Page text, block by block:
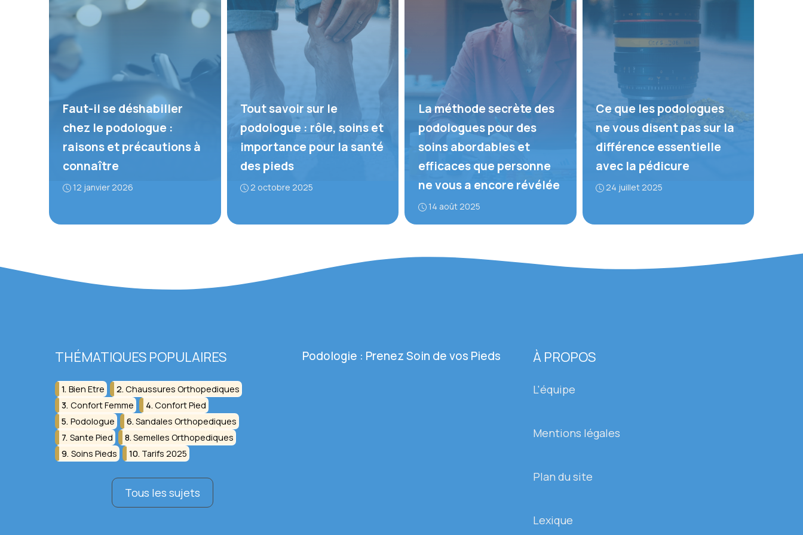
Faut-il se déshabiller
chez le podologue :
raisons et précautions à
connaître
12 janvier 2026
Tout savoir sur le
podologue : rôle, soins et
importance pour la santé
des pieds
2 octobre 2025
La méthode secrète des
podologues pour des
soins abordables et
efficaces que personne
ne vous a encore révélée
14 août 2025
Ce que les podologues
ne vous disent pas sur la
différence essentielle
avec la pédicure
24 juillet 2025
THÉMATIQUES POPULAIRES
Bien Etre
Chaussures Orthopediques
Confort Femme
Confort Pied
Podologue
Sandales Orthopediques
Sante Pied
Semelles Orthopediques
Soins Pieds
Tarifs 2025
Tous les sujets
Podologie : Prenez Soin de vos Pieds À PROPOS
L'équipe
Mentions légales
Plan du site
Lexique